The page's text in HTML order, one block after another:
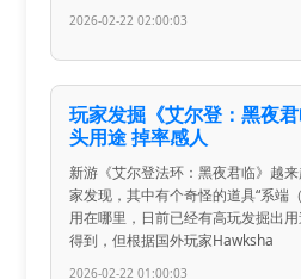
2026-02-22 02:00:03
玩家发掘《艾尔登：黑夜
头用途 掉率感人
新游《艾尔登法环：黑夜君临》越
家发现，其中有个奇怪的道具“系端
用在哪里，日前已经有高玩发掘出
得到，但根据国外玩家Hawksha
2026-02-22 01:00:03